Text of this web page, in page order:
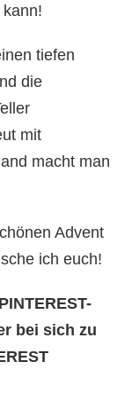
tiefen
die
mit
macht man
Advent
ich euch!
bei sich zu